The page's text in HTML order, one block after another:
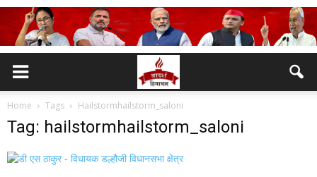
Home Tags Hailstormhailstorm_saloni
Tag: hailstormhailstorm_saloni